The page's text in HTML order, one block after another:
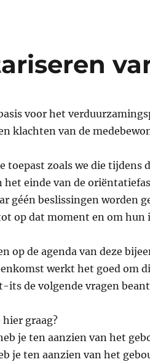
voor het
klachten van de
toepast zoals we die tijdens
het einde van de
géén beslissingen worden
op dat moment en om hun
op de agenda van deze
werkt het goed om
its de volgende vragen
graag?
je ten aanzien van het
je ten aanzien van het